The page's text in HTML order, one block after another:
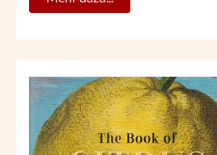
HIMMLISCHE
FRÜCHTE